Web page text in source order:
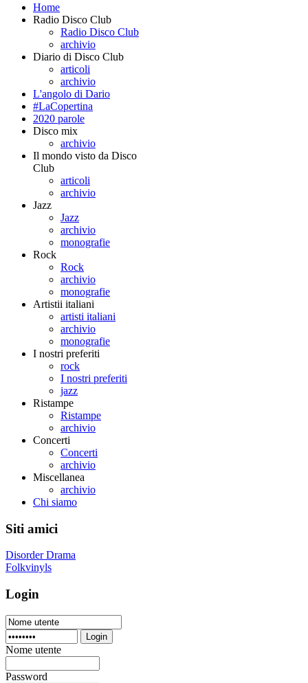
Home
Radio Disco Club
Radio Disco Club
archivio
Diario di Disco Club
articoli
archivio
L'angolo di Dario
#LaCopertina
2020 parole
Disco mix
archivio
Il mondo visto da Disco
Club
articoli
archivio
Jazz
Jazz
archivio
monografie
Rock
Rock
archivio
monografie
Artistii italiani
artisti italiani
archivio
monografie
I nostri preferiti
rock
I nostri preferiti
jazz
Ristampe
Ristampe
archivio
Concerti
Concerti
archivio
Miscellanea
archivio
Chi siamo
Siti amici
Disorder Drama
Folkvinyls
Login
Login
Nome utente
Password